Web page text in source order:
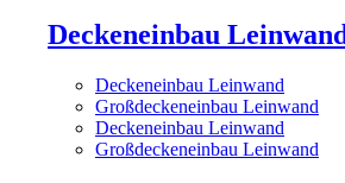
Deckeneinbau
Deckeneinbau Leinwand
Großdeckeneinbau Leinwand
Deckeneinbau Leinwand
Großdeckeneinbau Leinwand